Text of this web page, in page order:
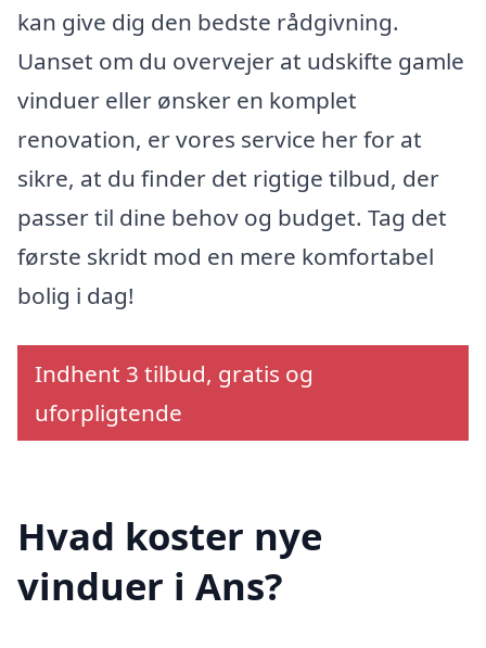
kan give dig den bedste rådgivning.
Uanset om du overvejer at udskifte gamle
vinduer eller ønsker en komplet
renovation, er vores service her for at
sikre, at du finder det rigtige tilbud, der
passer til dine behov og budget. Tag det
første skridt mod en mere komfortabel
bolig i dag!
Indhent 3 tilbud, gratis og
uforpligtende
Hvad koster nye
vinduer i Ans?